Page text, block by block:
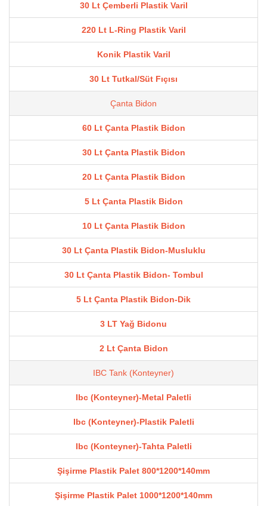
30 Lt Çemberli Plastik Varil
220 Lt L-Ring Plastik Varil
Konik Plastik Varil
30 Lt Tutkal/Süt Fıçısı
Çanta Bidon
60 Lt Çanta Plastik Bidon
30 Lt Çanta Plastik Bidon
20 Lt Çanta Plastik Bidon
5 Lt Çanta Plastik Bidon
10 Lt Çanta Plastik Bidon
30 Lt Çanta Plastik Bidon-Musluklu
30 Lt Çanta Plastik Bidon- Tombul
5 Lt Çanta Plastik Bidon-Dik
3 LT Yağ Bidonu
2 Lt Çanta Bidon
IBC Tank (Konteyner)
Ibc (Konteyner)-Metal Paletli
Ibc (Konteyner)-Plastik Paletli
Ibc (Konteyner)-Tahta Paletli
Şişirme Plastik Palet 800*1200*140mm
Şişirme Plastik Palet 1000*1200*140mm